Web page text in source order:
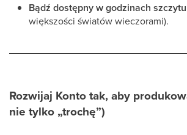
Bądź dostępny w godzinach szczytu
większości światów wieczorami).
Rozwijaj Konto tak, aby
nie tylko „trochę”)